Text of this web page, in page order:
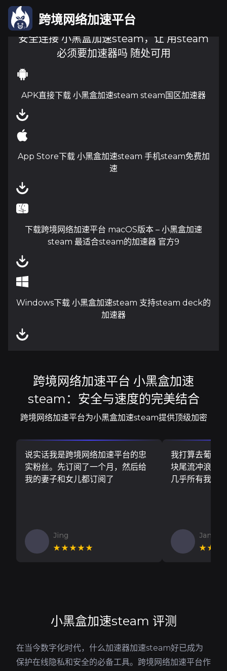
跨境网络加速平台
安全连接 小黑盒加速steam，让 用steam
必须要加速器吗 随处可用
APK直接下载 小黑盒加速steam steam国区加速器
App Store下载 小黑盒加速steam 手机steam免费加
速
下载跨境网络加速平台 macOS版本 – 小黑盒加速
steam 最适合steam的加速器 官方9
Windows下载 小黑盒加速steam 支持steam deck的
加速器
跨境网络加速平台 小黑盒加速
steam：安全与速度的完美结合
跨境网络加速平台为小黑盒加速steam提供顶级加密
说实话我是跨境网络加速平台的忠
实粉丝。先订阅了一个月，然后给
我的妻子和女儿都订阅了
Jing
★★★★★
我打算去葡萄
块尾流冲浪板
几乎所有我需
Jan V
小黑盒加速steam 评测
在当今数字化时代，什么加速器加速steam好已成为
保护在线隐私和安全的必备工具。跨境网络加速平台作